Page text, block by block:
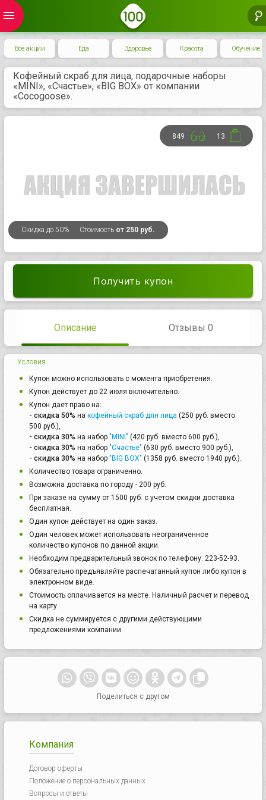
menu
Все акции Еда Здоровье Красота Обучение
Кофейный скраб для лица, подарочные наборы
«MINI», «Счастье», «BIG BOX» от компании
«Cocogoose».
Скидка до 50% Стоимость от 250 руб.
849 13
Получить купон
Описание Отзывы 0
Условия
Купон можно использовать с момента приобретения.
Купон действует до 22 июля включительно.
Купон дает право на:
- скидка 50% на кофейный скраб для лица (250 руб. вместо
500 руб.),
- скидка 30% на набор "MINI" (420 руб. вместо 600 руб.),
- скидка 30% на набор "Счастье" (630 руб. вместо 900 руб.),
- скидка 30% на набор "BIG BOX" (1358 руб. вместо 1940 руб.).
Количество товара ограниченно.
Возможна доставка по городу - 200 руб.
При заказе на сумму от 1500 руб. с учетом скидки доставка
бесплатная.
Один купон действует на один заказ.
Один человек может использовать неограниченное
количество купонов по данной акции.
Необходим предварительный звонок по телефону: 223-52-93.
Обязательно предъявляйте распечатанный купон либо купон в
электронном виде.
Стоимость оплачивается на месте. Наличный расчет и перевод
на карту.
Скидка не суммируется с другими действующими
предложениями компании.
Поделиться с другом
Компания
Договор оферты
Положение о персональных данных
Вопросы и ответы